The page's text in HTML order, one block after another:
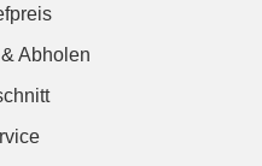
Abholen